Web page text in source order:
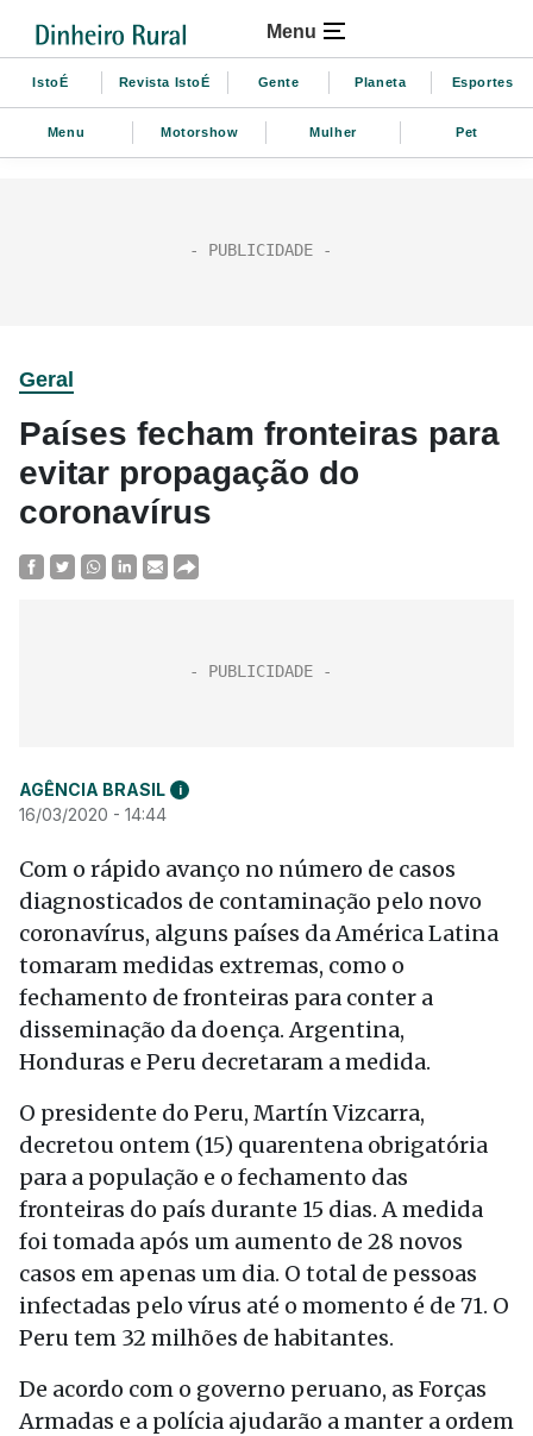
Menu
IstoÉ Revista IstoÉ Gente Planeta Esportes
Menu Motorshow Mulher Pet
Geral
Países fecham fronteiras para
evitar propagação do
coronavírus
AGÊNCIA BRASIL i
16/03/2020 - 14:44
Com o rápido avanço no número de casos
diagnosticados de contaminação pelo novo
coronavírus, alguns países da América Latina
tomaram medidas extremas, como o
fechamento de fronteiras para conter a
disseminação da doença. Argentina,
Honduras e Peru decretaram a medida.
O presidente do Peru, Martín Vizcarra,
decretou ontem (15) quarentena obrigatória
para a população e o fechamento das
fronteiras do país durante 15 dias. A medida
foi tomada após um aumento de 28 novos
casos em apenas um dia. O total de pessoas
infectadas pelo vírus até o momento é de 71. O
Peru tem 32 milhões de habitantes.
De acordo com o governo peruano, as Forças
Armadas e a polícia ajudarão a manter a ordem